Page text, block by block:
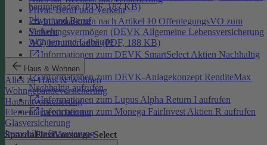
Privat, Beruf und Verkehr
Privat und Beruf
Verkehr
Wohnen und Gebäude
Haus & Wohnen
Alles zu Haus & Wohnen
Wohngebäudeversicherung
Hausratversicherung
Elementarversicherung
Glasversicherung
Immobilienfinanzierung
herunterladen (PDF, 187 KB)
Informationen nach Artikel 10 OffenlegungsVO zum
Sicherungsvermögen (DEVK Allgemeine Lebensversicherung
AG) herunterladen (PDF, 188 KB)
Informationen zum DEVK SmartSelect Aktien Nachhaltig
aufrufen
Informationen zum DEVK-Anlagekonzept RenditeMax
Nachhaltig aufrufen
Informationen zum Lupus Alpha Return I aufrufen
Informationen zum Monega FairInvest Aktien R aufrufen
SpardaFlexiVorsorge Select